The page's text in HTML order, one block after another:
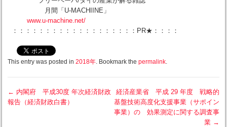
月間「U-MACHIINE」
www.u-machine.net/
：：：：：：：：：：：：：：：：：：：PR★：：：：
This entry was posted in 2018年. Bookmark the permalink.
Post navigation
← 内閣府 平成30度 年次経済財政
報告（経済財政白書）
経済産業省 平成 29 年度 戦略的
基盤技術高度化支援事業（サポイン
事業）の 効果測定に関する調査事
業 →